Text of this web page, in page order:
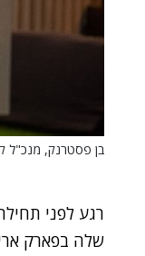
בן פסטרנק, מנכ"ל
רגע לפני
שלה בפארק